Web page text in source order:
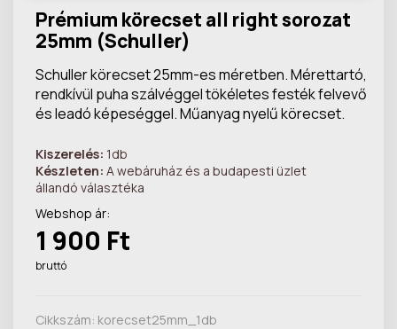
Prémium körecset all right sorozat
25mm (Schuller)
Schuller körecset 25mm-es méretben. Mérettartó,
rendkívül puha szálvéggel tökéletes festék felvevő
és leadó képeséggel. Műanyag nyelű körecset.
Kiszerelés: 1db
Készleten: A webáruház és a budapesti üzlet
állandó választéka
Webshop ár:
1 900 Ft
bruttó
Cikkszám: korecset25mm_1db